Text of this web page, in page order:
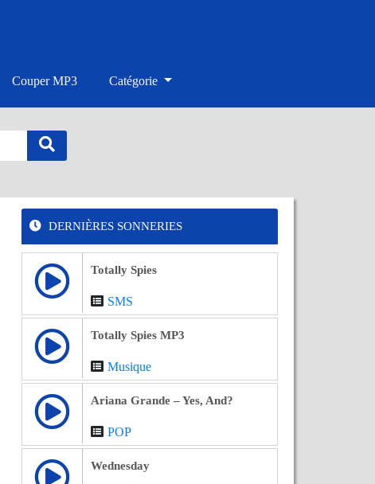
Couper MP3 Catégorie
DERNIÈRES SONNERIES
Totally Spies
SMS
Totally Spies MP3
Musique
Ariana Grande – Yes, And?
POP
Wednesday